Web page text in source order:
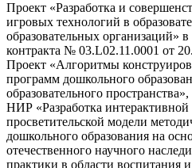
Проект «Разработка и
игровых технологий в
образовательных организаций»
контракта № 03.L02.11.0001 от
Проект «Алгоритмы
программ дошкольного
образовательного
НИР «Разработка интерактивной
просветительской модели
дошкольного образования на
отечественного научного
практики в области воспитания